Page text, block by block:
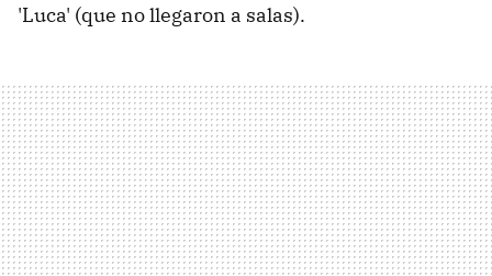
'Luca' (que no llegaron a salas).